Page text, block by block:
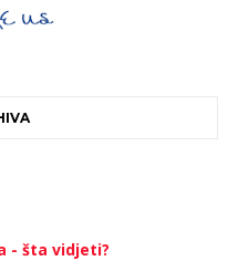
- šta vidjeti?